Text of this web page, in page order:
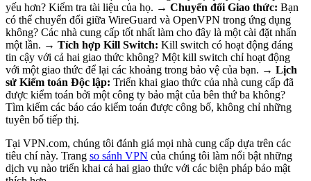
yếu hơn? Kiểm tra tài liệu của họ. → Chuyển đổi Giao thức: Bạn
có thể chuyển đổi giữa WireGuard và OpenVPN trong ứng dụng
không? Các nhà cung cấp tốt nhất làm cho đây là một cài đặt nhấn
một lần. → Tích hợp Kill Switch: Kill switch có hoạt động đáng
tin cậy với cả hai giao thức không? Một kill switch chỉ hoạt động
với một giao thức để lại các khoảng trong bảo vệ của bạn. → Lịch
sử Kiểm toán Độc lập: Triển khai giao thức của nhà cung cấp đã
được kiểm toán bởi một công ty bảo mật của bên thứ ba không?
Tìm kiếm các báo cáo kiểm toán được công bố, không chỉ những
tuyên bố tiếp thị.
Tại VPN.com, chúng tôi đánh giá mọi nhà cung cấp dựa trên các
tiêu chí này. Trang so sánh VPN của chúng tôi làm nổi bật những
dịch vụ nào triển khai cả hai giao thức với các biện pháp bảo mật